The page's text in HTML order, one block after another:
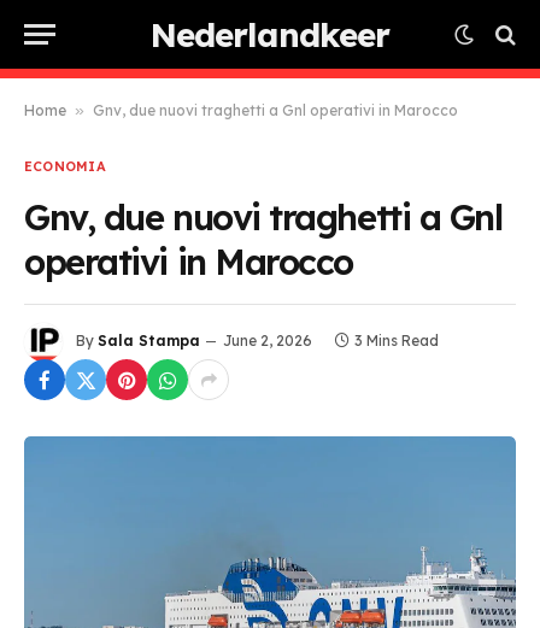
Nederlandkeer
Home » Gnv, due nuovi traghetti a Gnl operativi in Marocco
ECONOMIA
Gnv, due nuovi traghetti a Gnl
operativi in Marocco
By Sala Stampa June 2, 2026 3 Mins Read